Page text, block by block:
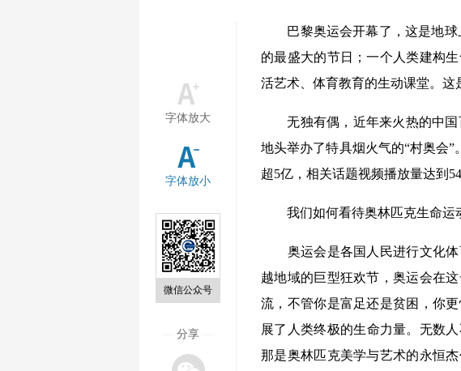
字体放大
字体放小
微信公众号
分享
巴黎奥运会开幕了，这是地球
的最盛大的节日；一个人类建构
活艺术、体育教育的生动课堂。这
无独有偶，近年来火热的中国
地头举办了特具烟火气的“村奥会
超5亿，相关话题视频播放量达到54
我们如何看待奥林匹克生命运
奥运会是各国人民进行文化体
越地域的巨型狂欢节，奥运会在
流，不管你是富足还是贫困，你
展了人类终极的生命力量。无数
那是奥林匹克美学与艺术的永恒